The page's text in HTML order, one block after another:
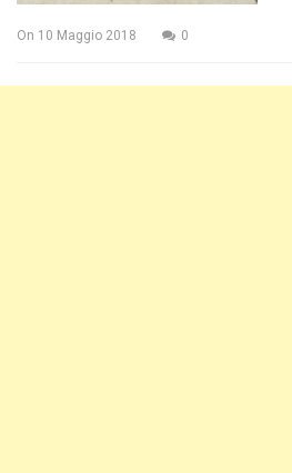
On 10 Maggio 2018 0